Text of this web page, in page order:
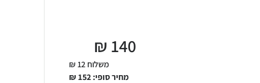
140
₪
משלוח 12 ₪
מחיר סופי: 152
₪